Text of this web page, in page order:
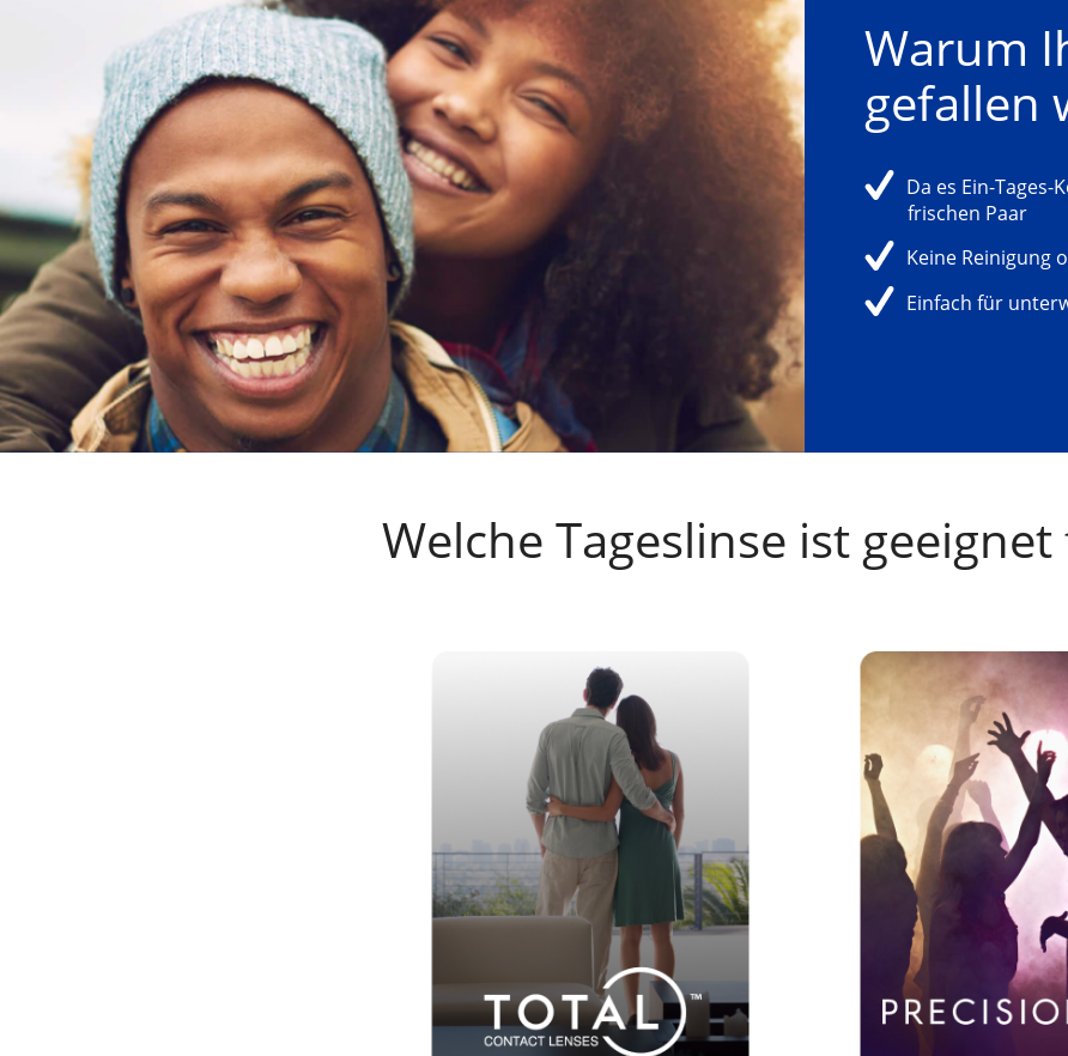
Warum
gefallen
Da es Ein-
frischen Paar
Keine Reinigung
Einfach für
Welche Tageslinse ist geeignet